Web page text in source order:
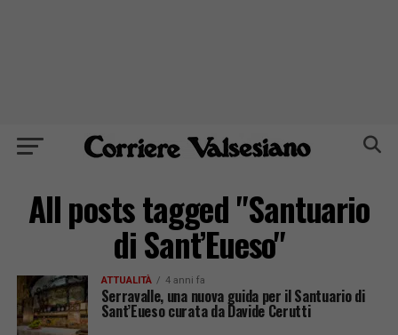
All posts tagged "Santuario
di Sant’Eueso"
ATTUALITÀ 4 anni fa
Serravalle, una nuova guida per il Santuario di
Sant’Eueso curata da Davide Cerutti